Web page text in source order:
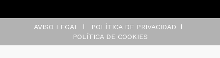
AVISO LEGAL
POLÍTICA DE PRIVACIDAD
POLÍTICA DE COOKIES